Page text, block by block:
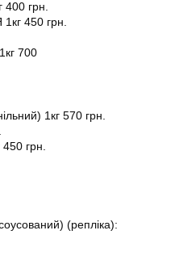
грн.
450 грн.
700
1кг 570 грн.
грн.
(репліка):